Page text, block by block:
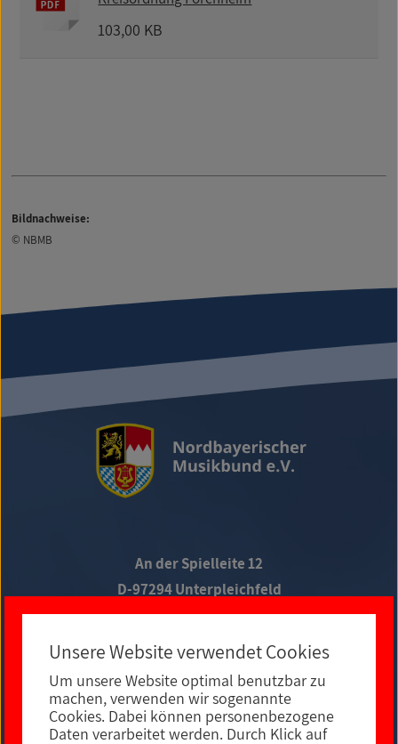
103,00 KB
Bildnachweise:
© NBMB
An der Spielleite 12
D-97294 Unterpleichfeld
Telefon +49 9367 988 689-0
Social Media
Unsere Website verwendet Cookies
Um unsere Website optimal benutzbar zu
machen, verwenden wir sogenannte
Cookies. Dabei können personenbezogene
Daten verarbeitet werden. Durch Klick auf